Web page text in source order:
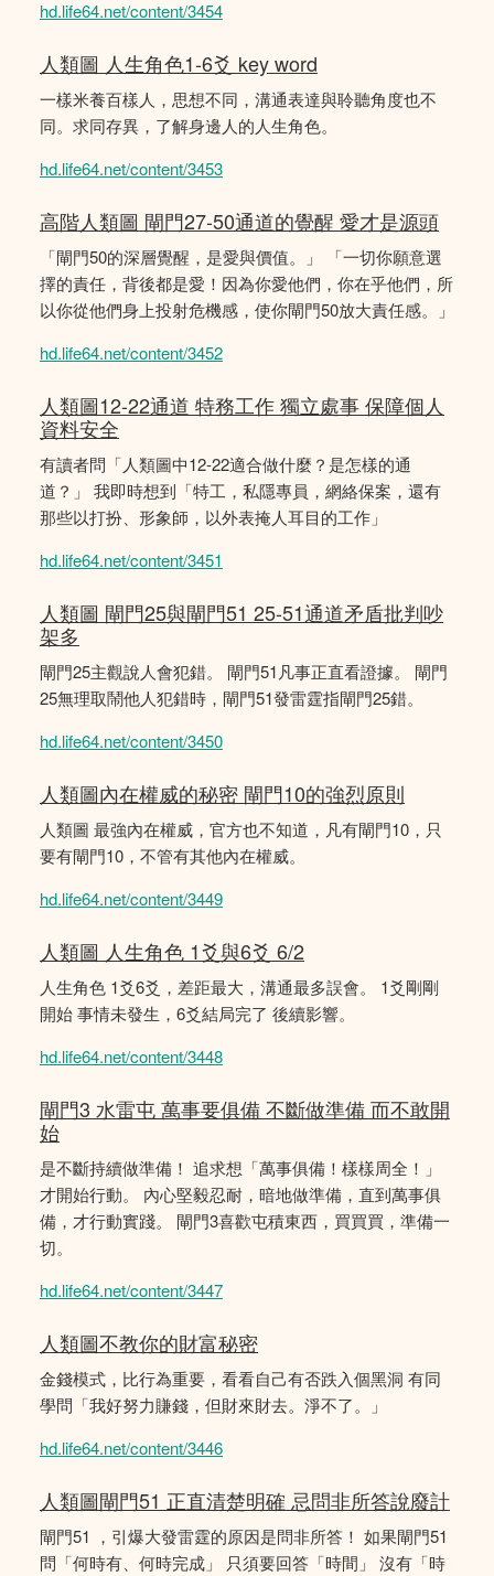
hd.life64.net/content/3454
人類圖 人生角色1-6爻 key word
一樣米養百樣人，思想不同，溝通表達與聆聽角度也不
同。求同存異，了解身邊人的人生角色。
hd.life64.net/content/3453
高階人類圖 閘門27-50通道的覺醒 愛才是源頭
「閘門50的深層覺醒，是愛與價值。」 「一切你願意選
擇的責任，背後都是愛！因為你愛他們，你在乎他們，所
以你從他們身上投射危機感，使你閘門50放大責任感。」
hd.life64.net/content/3452
人類圖12-22通道 特務工作 獨立處事 保障個人
資料安全
有讀者問「人類圖中12-22適合做什麼？是怎樣的通
道？」 我即時想到「特工，私隱專員，網絡保案，還有
那些以打扮、形象師，以外表掩人耳目的工作」
hd.life64.net/content/3451
人類圖 閘門25與閘門51 25-51通道矛盾批判吵
架多
閘門25主觀說人會犯錯。 閘門51凡事正直看證據。 閘門
25無理取鬧他人犯錯時，閘門51發雷霆指閘門25錯。
hd.life64.net/content/3450
人類圖內在權威的秘密 閘門10的強烈原則
人類圖 最強內在權威，官方也不知道，凡有閘門10，只
要有閘門10，不管有其他內在權威。
hd.life64.net/content/3449
人類圖 人生角色 1爻與6爻 6/2
人生角色 1爻6爻，差距最大，溝通最多誤會。 1爻剛剛
開始 事情未發生，6爻結局完了 後續影響。
hd.life64.net/content/3448
閘門3 水雷屯 萬事要俱備 不斷做準備 而不敢開
始
是不斷持續做準備！ 追求想「萬事俱備！樣樣周全！」
才開始行動。 內心堅毅忍耐，暗地做準備，直到萬事俱
備，才行動實踐。 閘門3喜歡屯積東西，買買買，準備一
切。
hd.life64.net/content/3447
人類圖不教你的財富秘密
金錢模式，比行為重要，看看自己有否跌入個黑洞 有同
學問「我好努力賺錢，但財來財去。淨不了。」
hd.life64.net/content/3446
人類圖閘門51 正直清楚明確 忌問非所答說廢計
閘門51 ，引爆大發雷霆的原因是問非所答！ 如果閘門51
問「何時有、何時完成」 只須要回答「時間」 沒有「時